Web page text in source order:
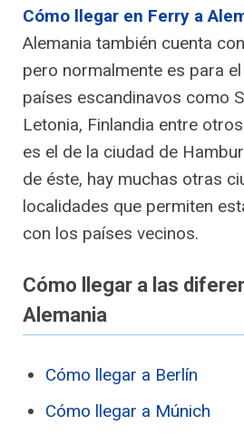
Cómo llegar en Ferry a
Alemania también cuenta
pero normalmente es para
países escandinavos como
Letonia, Finlandia entre
es el de la ciudad de
de éste, hay muchas otras
localidades que permiten
con los países vecinos.
Cómo llegar a las
Alemania
Cómo llegar a Berlín
Cómo llegar a Múnich